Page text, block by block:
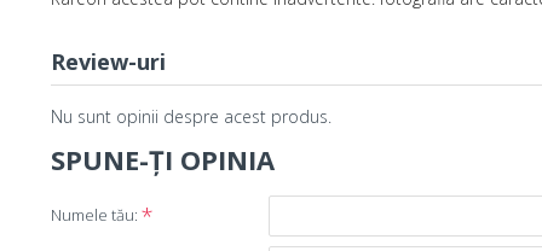
Review-uri
Nu sunt opinii despre acest produs.
SPUNE-ŢI OPINIA
Numele tău: